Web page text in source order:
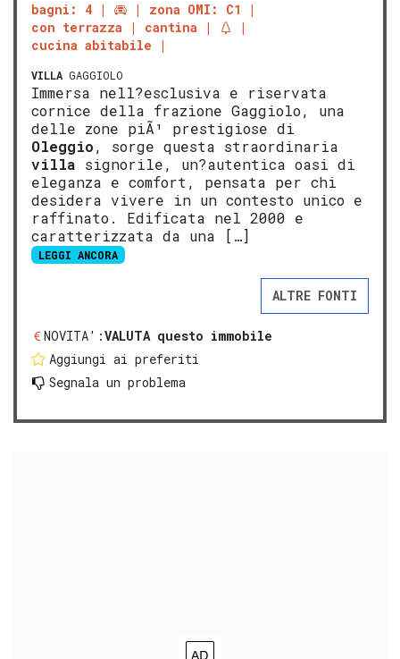
bagni: 4
zona OMI: C1
con terrazza
cantina
cucina abitabile
VILLA GAGGIOLO
Immersa nell?esclusiva e riservata
cornice della frazione Gaggiolo, una
delle zone piÃ¹ prestigiose di
Oleggio, sorge questa straordinaria
villa signorile, un?autentica oasi di
eleganza e comfort, pensata per chi
desidera vivere in un contesto unico e
raffinato. Edificata nel 2000 e
caratterizzata da una […]
LEGGI ANCORA
ALTRE FONTI
NOVITA':VALUTA questo immobile
Aggiungi ai preferiti
Segnala un problema